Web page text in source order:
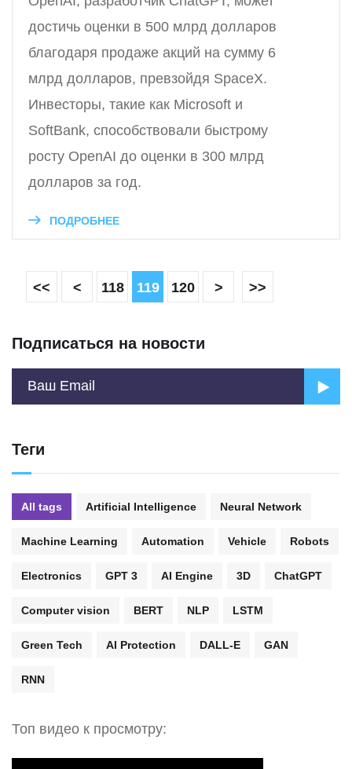
достичь оценки в 500 млрд долларов
благодаря продаже акций на сумму 6
млрд долларов, превзойдя SpaceX.
Инвесторы, такие как Microsoft и
SoftBank, способствовали быстрому
росту OpenAI до оценки в 300 млрд
долларов за год.
ПОДРОБНЕЕ
<< < 118 119 120 > >>
Подписаться на новости
Теги
All tags Artificial Intelligence Neural Network
Machine Learning Automation Vehicle Robots
Electronics GPT 3 AI Engine 3D ChatGPT
Computer vision BERT NLP LSTM
Green Tech AI Protection DALL-E GAN
RNN
Топ видео к просмотру: